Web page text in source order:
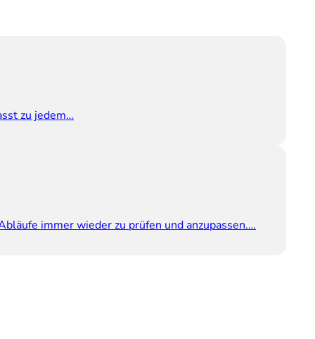
zu jedem…
immer wieder zu prüfen und anzupassen.…